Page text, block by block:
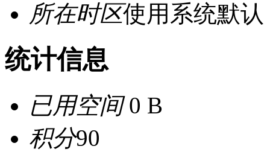
所在时区使用系统默认
统计信息
已用空间0 B
积分90